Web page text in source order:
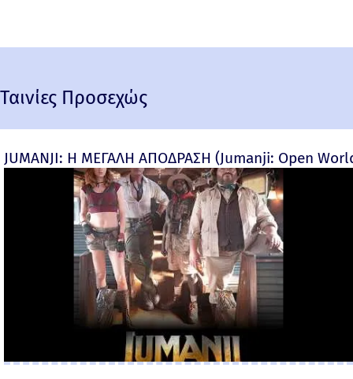
Ταινίες Προσεχώς
JUMANJI: Η ΜΕΓΑΛΗ ΑΠΟΔΡΑΣΗ (Jumanji: Open